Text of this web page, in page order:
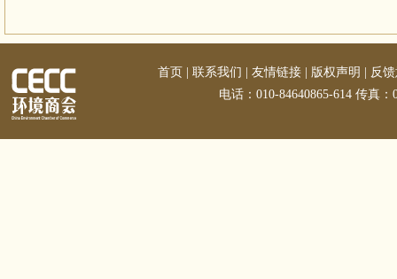
首页 联系我们 友情链接 版权声明
反
电话：010-84640865-614 传真